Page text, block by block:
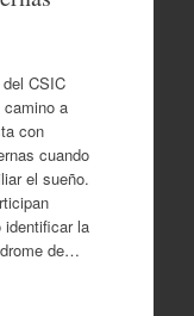
CSIC
a
con
cuando
el sueño.
identificar la
de…